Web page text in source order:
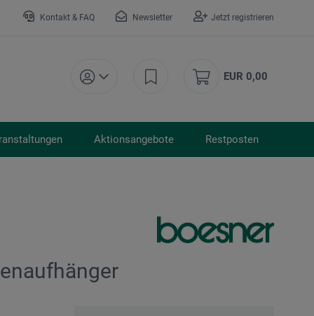
Kontakt & FAQ Newsletter Jetzt registrieren
EUR 0,00
Aktionsangebote Restposten